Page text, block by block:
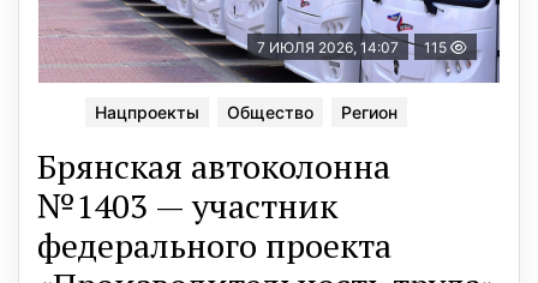
7 ИЮЛЯ 2026, 14:07 115
Нацпроекты Общество Регион
Брянская автоколонна
№1403 — участник
федерального проекта